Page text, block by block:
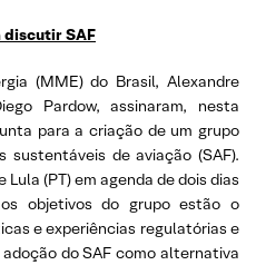
discutir SAF
(MME) do Brasil, Alexandre
Pardow, assinaram, nesta
para a criação de um grupo
de aviação (SAF).
(PT) em agenda de dois dias
objetivos do grupo estão o
e experiências regulatórias e
do SAF como alternativa